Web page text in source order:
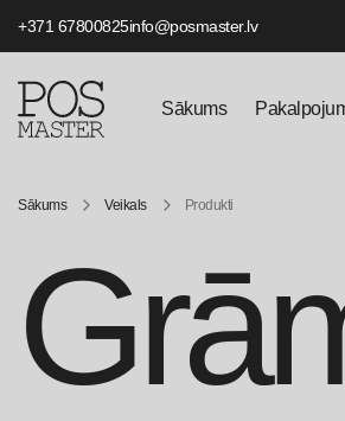
+371 67800825info@posmaster.lv
Sākums
Sākums Veikals Produkti